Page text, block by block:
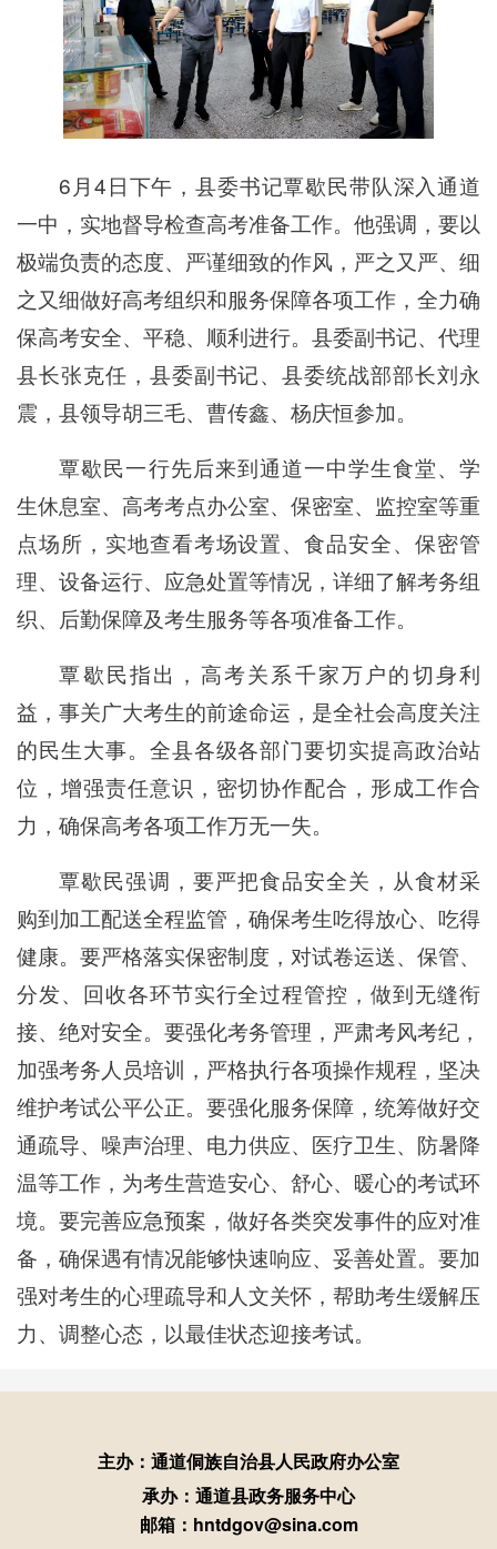
6月4日下午，县委书记覃歇民带队深入通道
一中，实地督导检查高考准备工作。他强调，要以
极端负责的态度、严谨细致的作风，严之又严、细
之又细做好高考组织和服务保障各项工作，全力确
保高考安全、平稳、顺利进行。县委副书记、代理
县长张克任，县委副书记、县委统战部部长刘永
震，县领导胡三毛、曹传鑫、杨庆恒参加。
覃歇民一行先后来到通道一中学生食堂、学
生休息室、高考考点办公室、保密室、监控室等重
点场所，实地查看考场设置、食品安全、保密管
理、设备运行、应急处置等情况，详细了解考务组
织、后勤保障及考生服务等各项准备工作。
覃歇民指出，高考关系千家万户的切身利
益，事关广大考生的前途命运，是全社会高度关注
的民生大事。全县各级各部门要切实提高政治站
位，增强责任意识，密切协作配合，形成工作合
力，确保高考各项工作万无一失。
覃歇民强调，要严把食品安全关，从食材采
购到加工配送全程监管，确保考生吃得放心、吃得
健康。要严格落实保密制度，对试卷运送、保管、
分发、回收各环节实行全过程管控，做到无缝衔
接、绝对安全。要强化考务管理，严肃考风考纪，
加强考务人员培训，严格执行各项操作规程，坚决
维护考试公平公正。要强化服务保障，统筹做好交
通疏导、噪声治理、电力供应、医疗卫生、防暑降
温等工作，为考生营造安心、舒心、暖心的考试环
境。要完善应急预案，做好各类突发事件的应对准
备，确保遇有情况能够快速响应、妥善处置。要加
强对考生的心理疏导和人文关怀，帮助考生缓解压
力、调整心态，以最佳状态迎接考试。
主办：通道侗族自治县人民政府办公室
承办：通道县政务服务中心
邮箱：hntdgov@sina.com